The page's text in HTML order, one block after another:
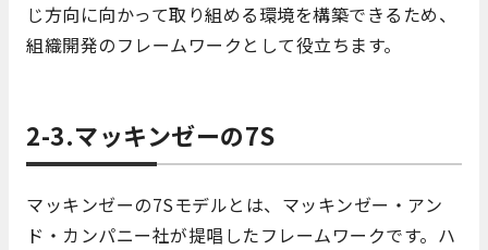
じ方向に向かって取り組める環境を構築できるため、
組織開発のフレームワークとして役立ちます。
2-3.マッキンゼーの7S
マッキンゼーの7Sモデルとは、マッキンゼー・アン
ド・カンパニー社が提唱したフレームワークです。ハ